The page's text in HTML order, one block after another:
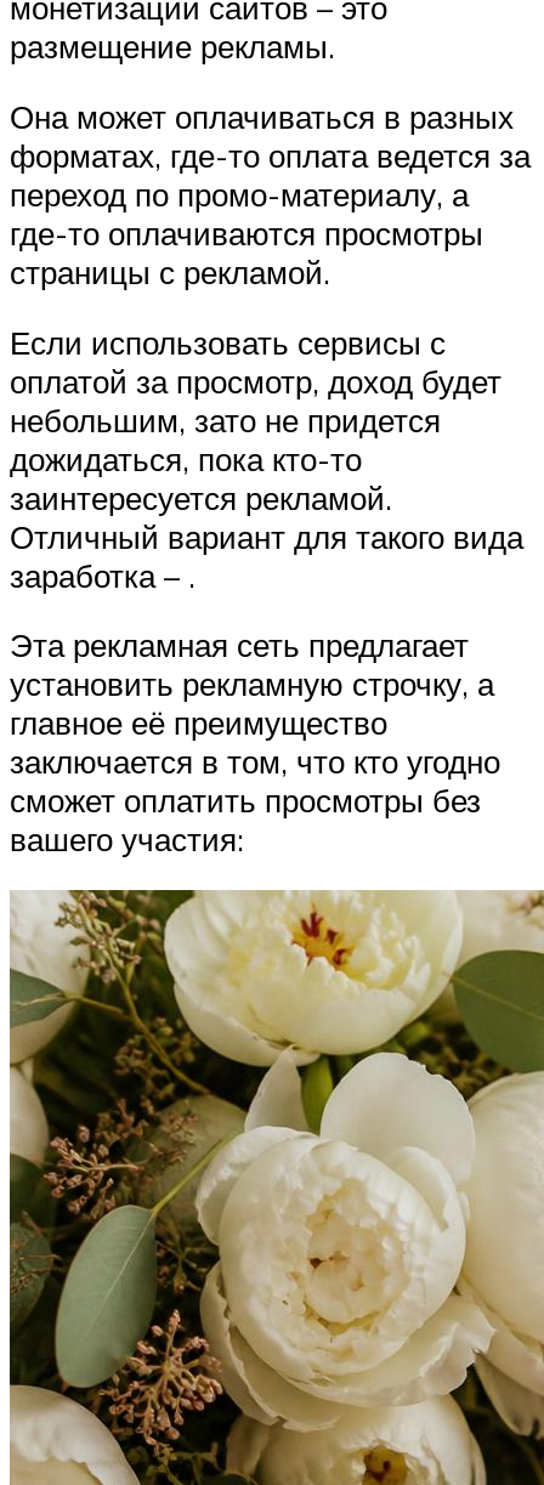
монетизации сайтов – это
размещение рекламы.
Она может оплачиваться в разных
форматах, где-то оплата ведется за
переход по промо-материалу, а
где-то оплачиваются просмотры
страницы с рекламой.
Если использовать сервисы с
оплатой за просмотр, доход будет
небольшим, зато не придется
дожидаться, пока кто-то
заинтересуется рекламой.
Отличный вариант для такого вида
заработка – .
Эта рекламная сеть предлагает
установить рекламную строчку, а
главное её преимущество
заключается в том, что кто угодно
сможет оплатить просмотры без
вашего участия: